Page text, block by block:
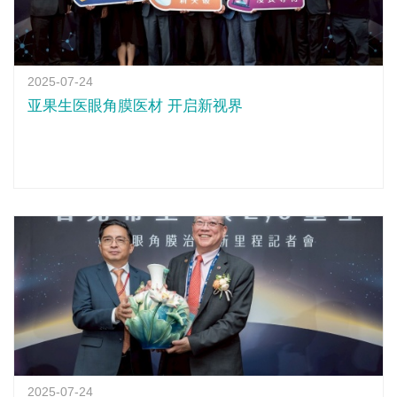
2025-07-24
亚果生医眼角膜医材 开启新视界
2025-07-24